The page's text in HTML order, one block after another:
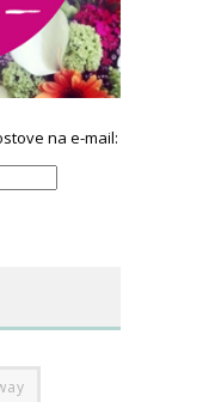
na e-mail: